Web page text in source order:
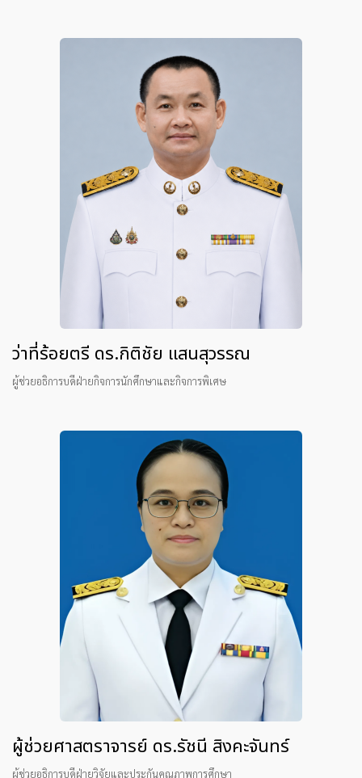
ว่าที่ร้อยตรี ดร.กิติชัย แสนสุวรรณ
ผู้ช่วยอธิการบดีฝ่ายกิจการนักศึกษาและกิจการพิเศษ
ผู้ช่วยศาสตราจารย์ ดร.รัชนี สิงคะจันทร์
ผู้ช่วยอธิการบดีฝ่ายวิจัยและประกันคุณภาพการศึกษา